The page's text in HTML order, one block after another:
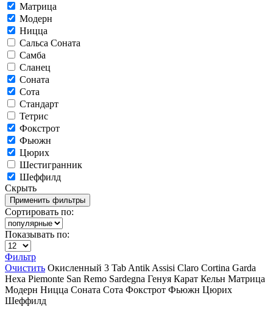
Матрица
Модерн
Ницца
Сальса Соната
Самба
Сланец
Соната
Сота
Стандарт
Тетрис
Фокстрот
Фьюжн
Цюрих
Шестигранник
Шеффилд
Скрыть
Сортировать по:
Показывать по:
Фильтр
Очистить Окисленный 3 Tab Antik Assisi Claro Cortina Garda
Hexa Piemonte San Remo Sardegna Генуя Карат Кельн Матрица
Модерн Ницца Соната Сота Фокстрот Фьюжн Цюрих
Шеффилд